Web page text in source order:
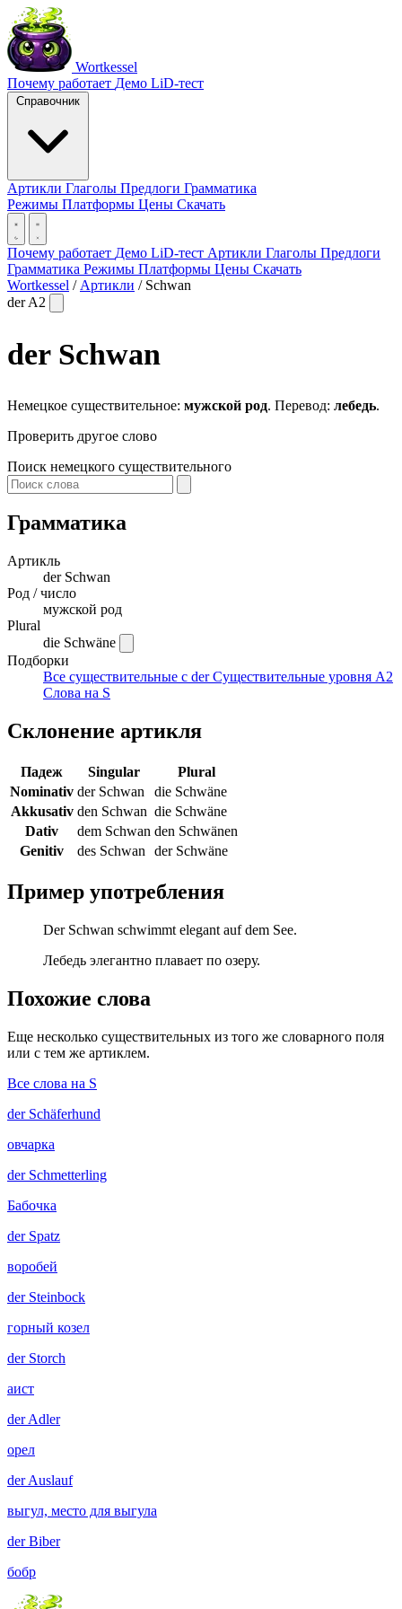
Wortkessel
Почему работает Демо LiD-тест
Справочник
Артикли Глаголы Предлоги Грамматика
Режимы Платформы Цены Скачать
Почему работает Демо LiD-тест Артикли Глаголы Предлоги
Грамматика Режимы Платформы Цены Скачать
Wortkessel / Артикли / Schwan
derA2
derSchwan
Немецкое существительное: мужской род. Перевод: лебедь.
Проверить другое слово
Поиск немецкого существительного
Грамматика
Артикль
derSchwan
Род / число
мужской род
Plural
die Schwäne
Подборки
Все существительные с derСуществительные уровня A2
Слова на S
Склонение артикля
Падеж Singular
Plural
Nominativ der Schwan
die Schwäne
Akkusativ den Schwan die Schwäne
Dativ
dem Schwan den Schwänen
Genitiv
des Schwan der Schwäne
Пример употребления
Der Schwan schwimmt elegant auf dem See.
Лебедь элегантно плавает по озеру.
Похожие слова
Еще несколько существительных из того же словарного поля
или с тем же артиклем.
Все слова на S
derSchäferhund
овчарка
derSchmetterling
Бабочка
derSpatz
воробей
derSteinbock
горный козел
derStorch
аист
derAdler
орел
derAuslauf
выгул, место для выгула
derBiber
бобр